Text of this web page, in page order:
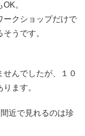
。
ークショップだけで
うです。
んでしたが、１０
ます。
近で見れるのは珍